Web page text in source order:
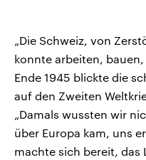
„Die Schweiz, von
konnte arbeiten, bauen,
Ende 1945 blickte die
auf den Zweiten
„Damals wussten wir
über Europa kam, uns
machte sich bereit, das